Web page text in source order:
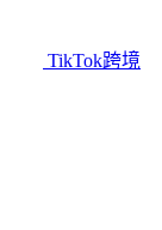
TikTok跨境